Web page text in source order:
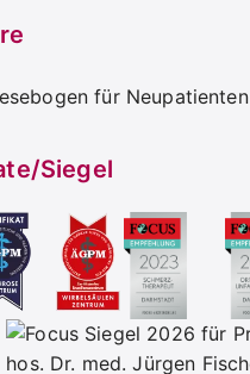
für Neupatienten
Siegel